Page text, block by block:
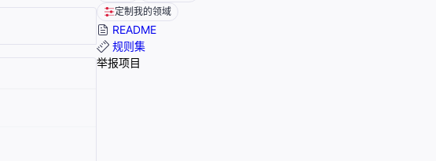
定制我的领域
README
规则集
举报项目